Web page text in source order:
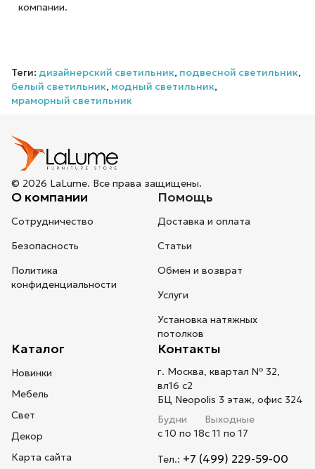
компании.
Теги: дизайнерский светильник, подвесной светильник,
белый светильник, модный светильник,
мраморный светильник
© 2026 LaLume. Все права защищены.
О компании
Сотрудничество
Безопасность
Политика
конфиденциальности
Помощь
Доставка и оплата
Статьи
Обмен и возврат
Услуги
Установка натяжных
потолков
Каталог
Новинки
Мебель
Свет
Декор
Карта сайта
Контакты
г. Москва, квартал № 32,
вл16 с2
БЦ Neopolis 3 этаж, офис 324
Будни
с 10 по 18
Выходные
с 11 по 17
Тел.: +7 (499) 229-59-00